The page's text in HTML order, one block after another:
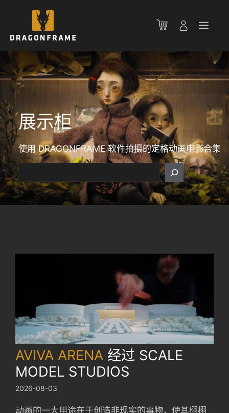
菜
展示柜
使用 DRAGONFRAME 软件拍摄的定格动画电影合集
搜
索
AVIVA ARENA 经过 SCALE
MODEL STUDIOS
2026-08-03
动画的一大用途在于创造非现实的事物，使其栩栩